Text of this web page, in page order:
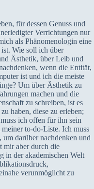
für dessen Genuss und
Verrichtungen nur
als Phänomenologin eine
Wie soll ich über
Ästhetik, über Leib und
wenn die Entität,
ist und ich die meiste
Um über Ästhetik zu
machen und die
zu schreiben, ist es
haben, diese zu erleben;
ich offen für ihn sein
to-do-Liste. Ich muss
darüber nachdenken und
mir aber durch die
in der akademischen Welt
verunmöglicht zu